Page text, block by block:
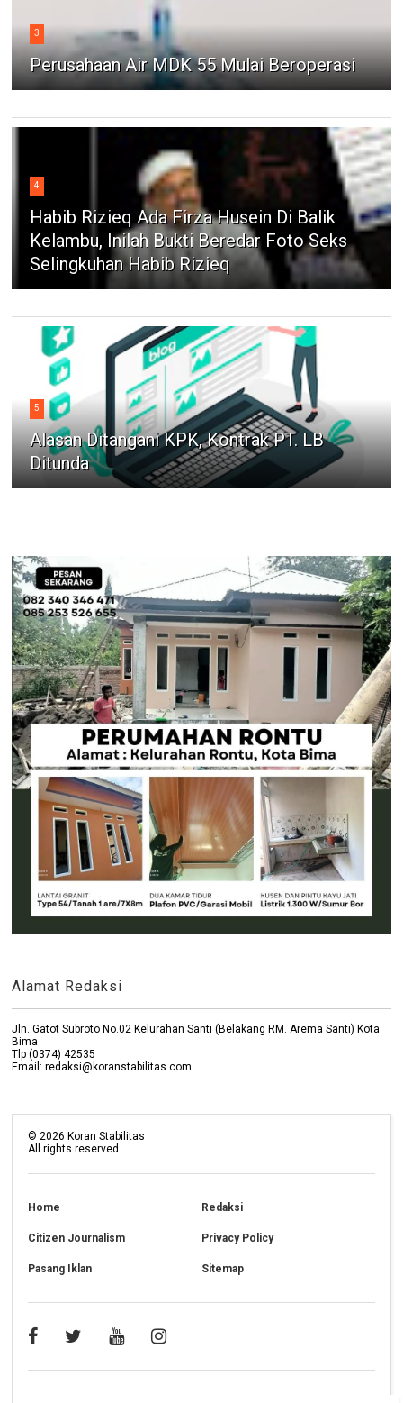
3
Perusahaan Air MDK 55 Mulai Beroperasi
4
Habib Rizieq Ada Firza Husein Di Balik
Kelambu, Inilah Bukti Beredar Foto Seks
Selingkuhan Habib Rizieq
5
Alasan Ditangani KPK, Kontrak PT. LB
Ditunda
Alamat Redaksi
Jln. Gatot Subroto No.02 Kelurahan Santi (Belakang RM. Arema Santi) Kota
Bima
Tlp (0374) 42535
Email: redaksi@koranstabilitas.com
© 2026 Koran Stabilitas
All rights reserved.
Home Redaksi
Citizen Journalism Privacy Policy
Pasang Iklan Sitemap